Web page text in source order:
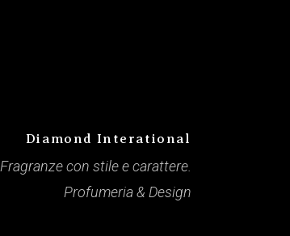
Diamond Interational
Fragranze con stile e carattere.
Profumeria & Design